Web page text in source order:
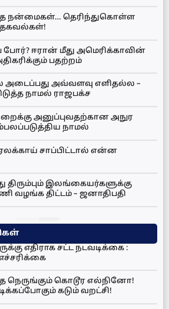
நன்மைகள்… தெரிந்துகொள்ள
தகவல்கள்!
போர்? ஈரான் மீது அமெரிக்காவின்
பதற்றம்
அவ்வளவு எளிதல்ல –
நாமல் ராஜபக்ச
அனுப்புவதற்கான அநுர
நாமல்
ஏலக்காய் சாப்பிட்டால் என்ன
திரும்பும் இலங்கையர்களுக்கு
வழங்க திட்டம் – ஜனாதிபதி
எதிராக சட்ட நடவடிக்கை :
நெருங்கும் கொடூர எல்நினோ!
கடும் வறட்சி!